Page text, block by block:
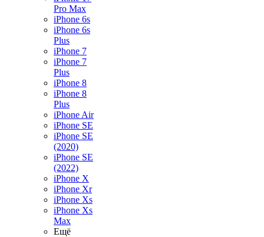
Pro Max
iPhone 6s
iPhone 6s
Plus
iPhone 7
iPhone 7
Plus
iPhone 8
iPhone 8
Plus
iPhone Air
iPhone SE
iPhone SE
(2020)
iPhone SE
(2022)
iPhone X
iPhone Xr
iPhone Xs
iPhone Xs
Max
Ещё